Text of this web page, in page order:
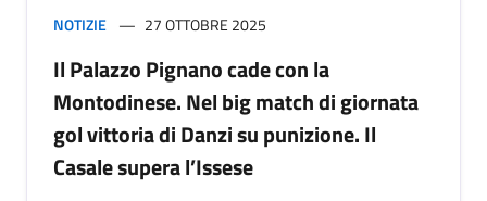
NOTIZIE 27 OTTOBRE 2025
Il Palazzo Pignano cade con la
Montodinese. Nel big match di giornata
gol vittoria di Danzi su punizione. Il
Casale supera l’Issese